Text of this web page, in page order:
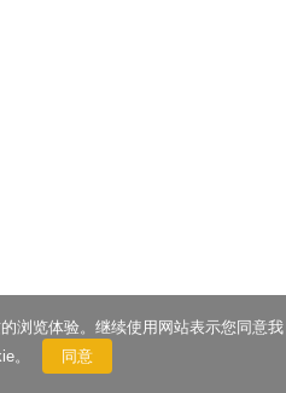
浏览体验。继续使用网站表示您同意我
。
同意